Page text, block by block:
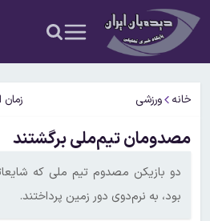
خانه ورزشی زمان
مصدومان تیم‌ملی برگشتند
دو بازیکن مصدوم تیم ملی که
بود، به نرم‌دوی دور زمین پرداختند.